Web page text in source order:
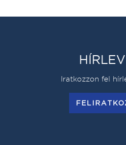
Iratkozzon fel